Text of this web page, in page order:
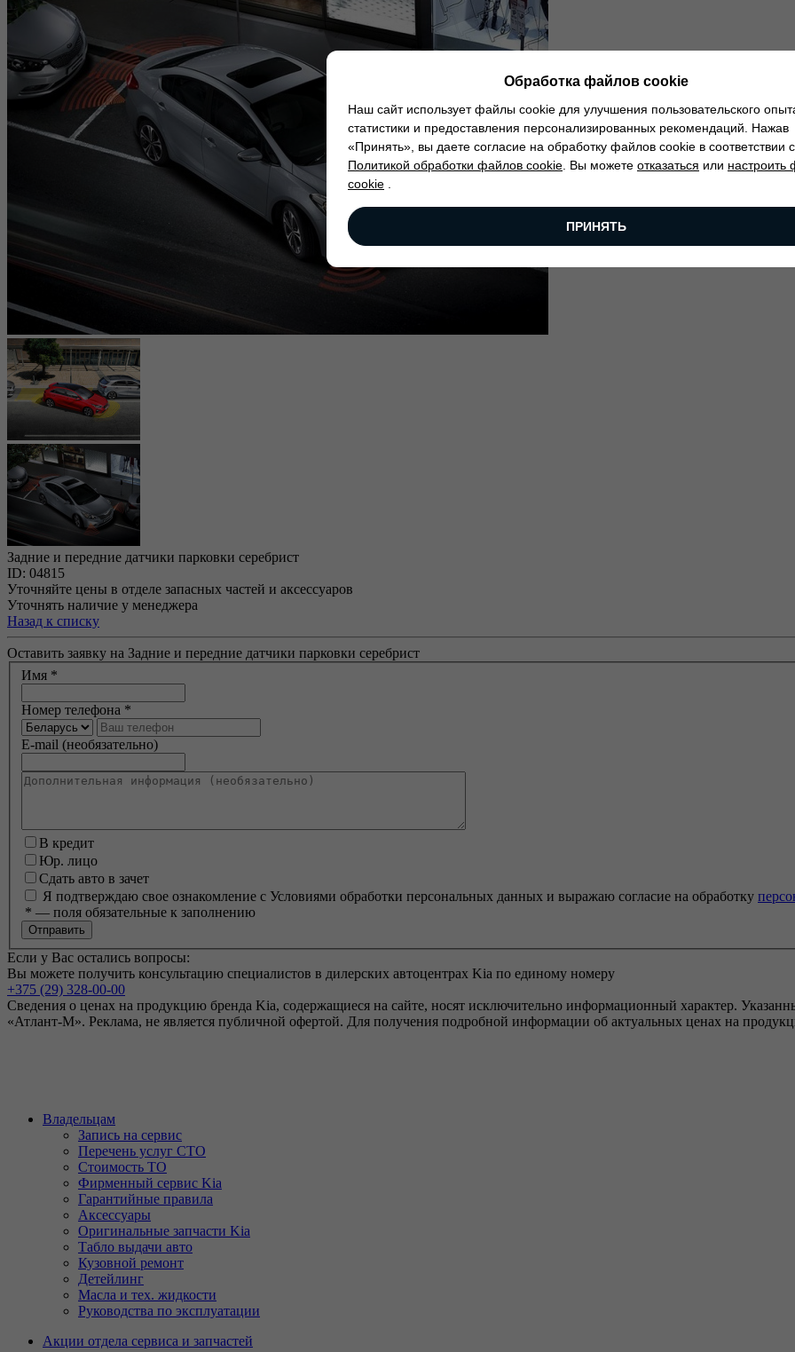
Задние и передние датчики парковки серебрист
ID: 04815
Уточняйте цены в отделе запасных частей и аксессуаров
Уточнять наличие у менеджера
Назад к списку
Оставить заявку на Задние и передние датчики парковки серебрист
Имя *
Номер телефона *
E-mail (необязательно)
В кредит
Юр. лицо
Сдать авто в зачет
Я подтверждаю свое ознакомление с Условиями обработки персональных данных и выражаю согласие на обработку
* — поля обязательные к заполнению
Если у Вас остались вопросы:
Вы можете получить консультацию специалистов в дилерских автоцентрах Kia по единому номеру
+375 (29) 328-00-00
Сведения о ценах на продукцию бренда Kia, содержащиеся на сайте, носят исключительно информационный характер.
«Атлант-М». Реклама, не является публичной офертой. Для получения подробной информации об актуальных ценах на
Владельцам
Запись на сервис
Перечень услуг СТО
Стоимость ТО
Фирменный сервис Kia
Гарантийные правила
Аксессуары
Оригинальные запчасти Kia
Табло выдачи авто
Кузовной ремонт
Детейлинг
Масла и тех. жидкости
Руководства по эксплуатации
Акции отдела сервиса и запчастей
Обработка файлов cookie
Наш сайт использует файлы cookie для улучшения пользовательского
статистики и предоставления персонализированных рекомендаций. Нажав
«Принять», вы даете согласие на обработку файлов cookie в соответствии с
Политикой обработки файлов cookie . Вы можете отказаться или настроить
cookie
ПРИНЯТЬ